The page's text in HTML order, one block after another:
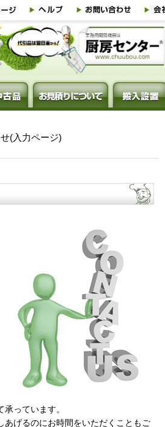
(入力ページ)
っています。
あげるのにお時間をいただくこともご